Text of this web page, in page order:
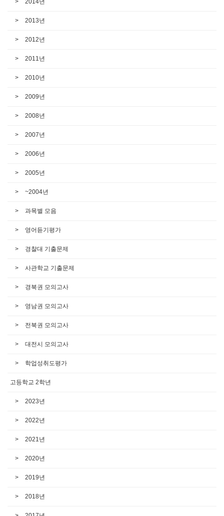
2014년
2013년
2012년
2011년
2010년
2009년
2008년
2007년
2006년
2005년
~2004년
과목별 모음
영어듣기평가
경찰대 기출문제
사관학교 기출문제
경북권 모의고사
영남권 모의고사
전북권 모의고사
대전시 모의고사
학업성취도평가
고등학교 2학년
2023년
2022년
2021년
2020년
2019년
2018년